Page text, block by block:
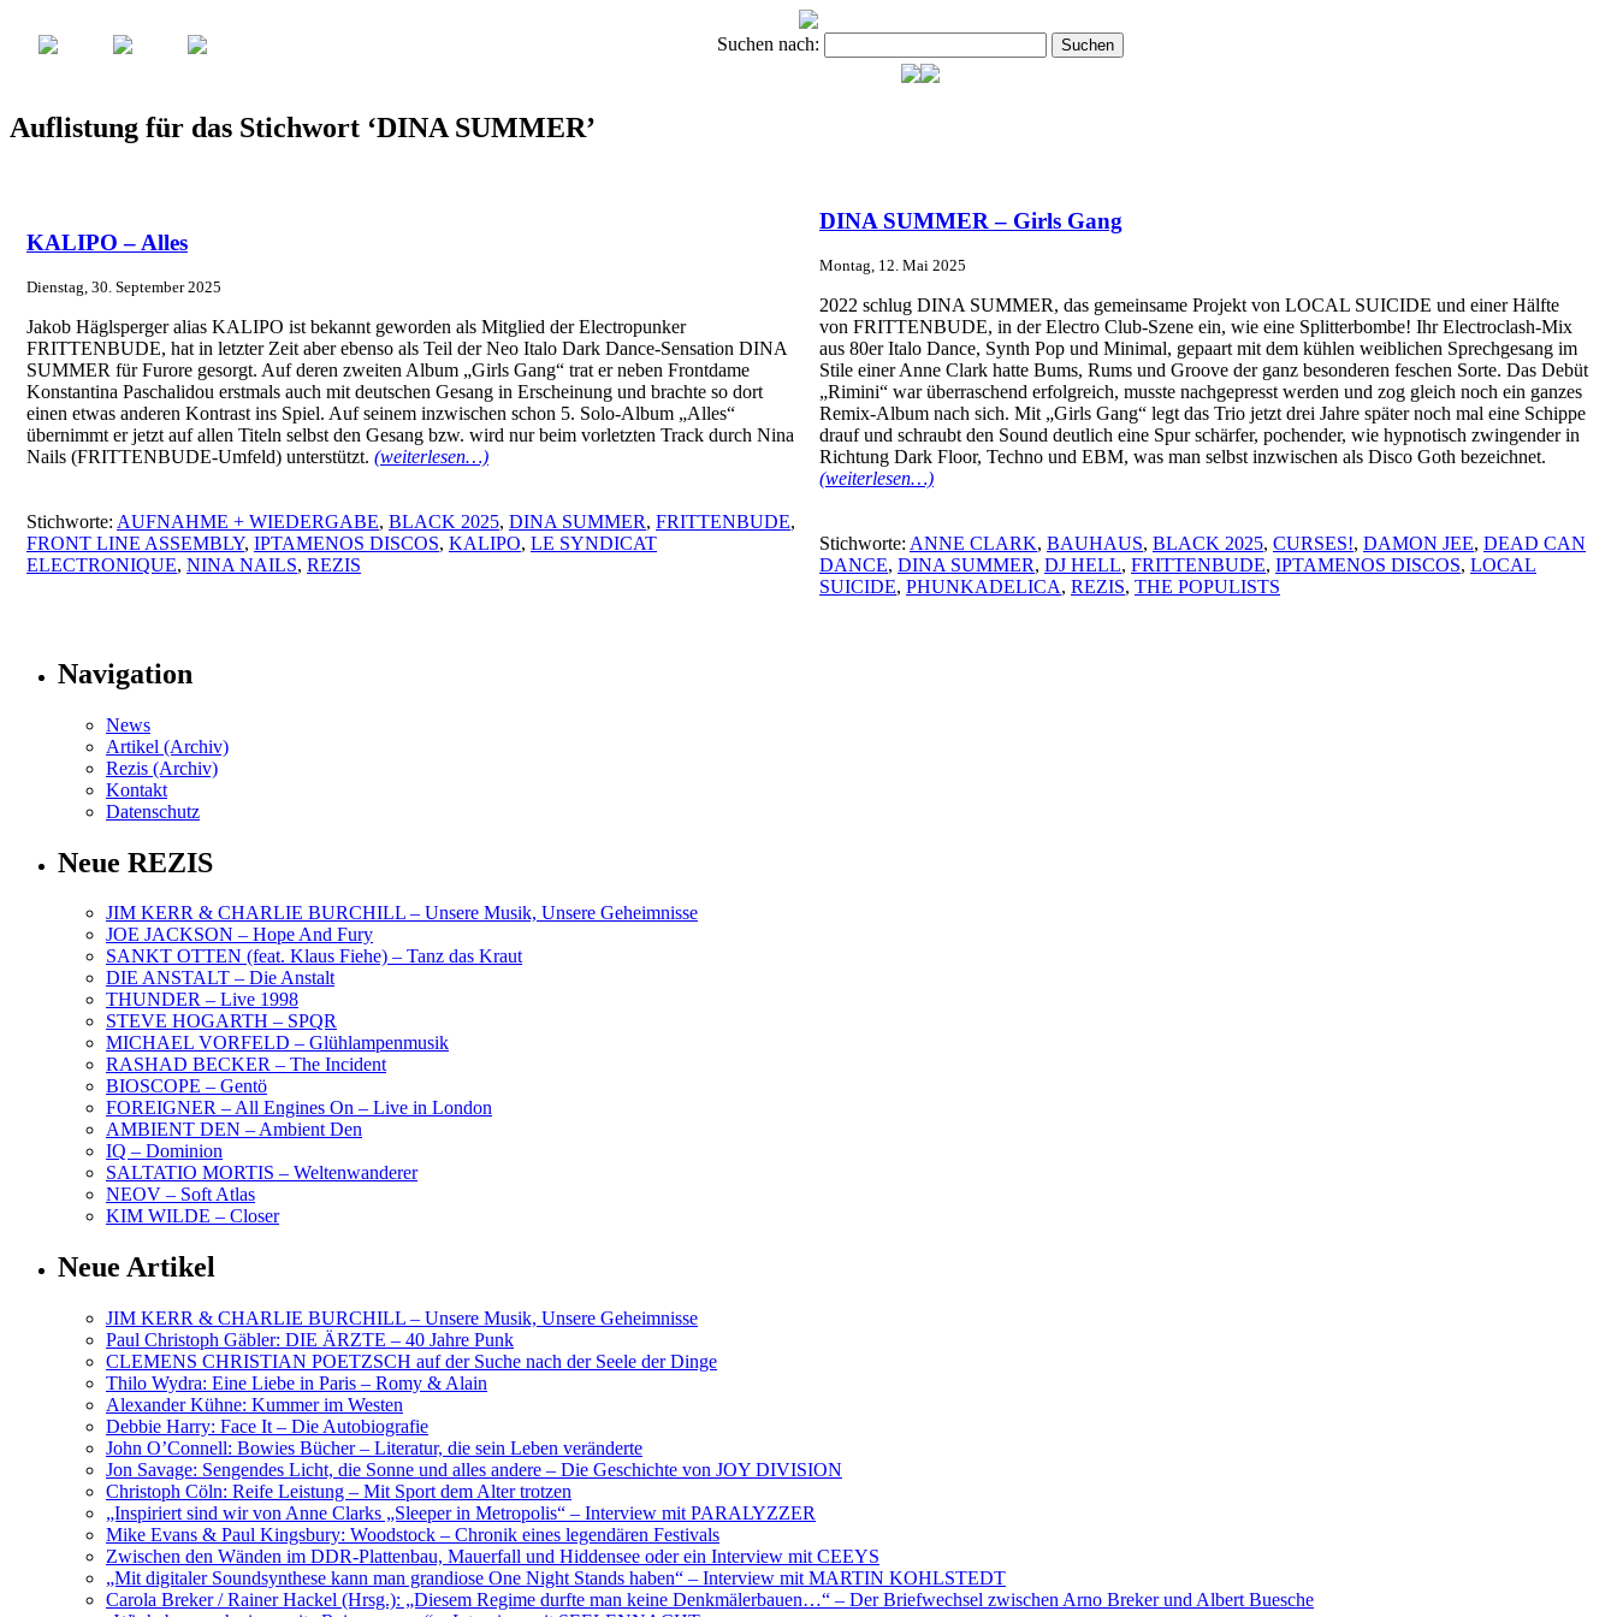
Suchen nach:
Auflistung für das Stichwort ‘DINA SUMMER’
KALIPO – Alles
Dienstag, 30. September 2025
Jakob Häglsperger alias KALIPO ist bekannt geworden als Mitglied der Electropunker
FRITTENBUDE, hat in letzter Zeit aber ebenso als Teil der Neo Italo Dark Dance-Sensation DINA
SUMMER für Furore gesorgt. Auf deren zweiten Album „Girls Gang“ trat er neben Frontdame
Konstantina Paschalidou erstmals auch mit deutschen Gesang in Erscheinung und brachte so dort
einen etwas anderen Kontrast ins Spiel. Auf seinem inzwischen schon 5. Solo-Album „Alles“
übernimmt er jetzt auf allen Titeln selbst den Gesang bzw. wird nur beim vorletzten Track durch Nina
Nails (FRITTENBUDE-Umfeld) unterstützt. (weiterlesen…)
Stichworte: AUFNAHME + WIEDERGABE, BLACK 2025, DINA SUMMER, FRITTENBUDE,
FRONT LINE ASSEMBLY, IPTAMENOS DISCOS, KALIPO, LE SYNDICAT
ELECTRONIQUE, NINA NAILS, REZIS
DINA SUMMER – Girls Gang
Montag, 12. Mai 2025
2022 schlug DINA SUMMER, das gemeinsame Projekt von LOCAL SUICIDE und einer Hälfte
von FRITTENBUDE, in der Electro Club-Szene ein, wie eine Splitterbombe! Ihr Electroclash-Mix
aus 80er Italo Dance, Synth Pop und Minimal, gepaart mit dem kühlen weiblichen Sprechgesang im
Stile einer Anne Clark hatte Bums, Rums und Groove der ganz besonderen feschen Sorte. Das Debüt
„Rimini“ war überraschend erfolgreich, musste nachgepresst werden und zog gleich noch ein ganzes
Remix-Album nach sich. Mit „Girls Gang“ legt das Trio jetzt drei Jahre später noch mal eine Schippe
drauf und schraubt den Sound deutlich eine Spur schärfer, pochender, wie hypnotisch zwingender in
Richtung Dark Floor, Techno und EBM, was man selbst inzwischen als Disco Goth bezeichnet.
(weiterlesen…)
Stichworte: ANNE CLARK, BAUHAUS, BLACK 2025, CURSES!, DAMON JEE, DEAD CAN
DANCE, DINA SUMMER, DJ HELL, FRITTENBUDE, IPTAMENOS DISCOS, LOCAL
SUICIDE, PHUNKADELICA, REZIS, THE POPULISTS
Navigation
News
Artikel (Archiv)
Rezis (Archiv)
Kontakt
Datenschutz
Neue REZIS
JIM KERR & CHARLIE BURCHILL – Unsere Musik, Unsere Geheimnisse
JOE JACKSON – Hope And Fury
SANKT OTTEN (feat. Klaus Fiehe) – Tanz das Kraut
DIE ANSTALT – Die Anstalt
THUNDER – Live 1998
STEVE HOGARTH – SPQR
MICHAEL VORFELD – Glühlampenmusik
RASHAD BECKER – The Incident
BIOSCOPE – Gentö
FOREIGNER – All Engines On – Live in London
AMBIENT DEN – Ambient Den
IQ – Dominion
SALTATIO MORTIS – Weltenwanderer
NEOV – Soft Atlas
KIM WILDE – Closer
Neue Artikel
JIM KERR & CHARLIE BURCHILL – Unsere Musik, Unsere Geheimnisse
Paul Christoph Gäbler: DIE ÄRZTE – 40 Jahre Punk
CLEMENS CHRISTIAN POETZSCH auf der Suche nach der Seele der Dinge
Thilo Wydra: Eine Liebe in Paris – Romy & Alain
Alexander Kühne: Kummer im Westen
Debbie Harry: Face It – Die Autobiografie
John O’Connell: Bowies Bücher – Literatur, die sein Leben veränderte
Jon Savage: Sengendes Licht, die Sonne und alles andere – Die Geschichte von JOY DIVISION
Christoph Cöln: Reife Leistung – Mit Sport dem Alter trotzen
„Inspiriert sind wir von Anne Clarks „Sleeper in Metropolis“ – Interview mit PARALYZZER
Mike Evans & Paul Kingsbury: Woodstock – Chronik eines legendären Festivals
Zwischen den Wänden im DDR-Plattenbau, Mauerfall und Hiddensee oder ein Interview mit CEEYS
„Mit digitaler Soundsynthese kann man grandiose One Night Stands haben“ – Interview mit MARTIN KOHLSTEDT
Carola Breker / Rainer Hackel (Hrsg.): „Diesem Regime durfte man keine Denkmälerbauen…“ – Der Briefwechsel zwischen Arno Breker und Albert Buesche